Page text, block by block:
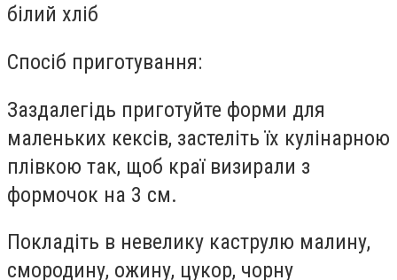
білий хліб
Спосіб приготування:
Заздалегідь приготуйте форми для
маленьких кексів, застеліть їх кулінарною
плівкою так, щоб краї визирали з
формочок на 3 см.
Покладіть в невелику каструлю малину,
смородину, ожину, цукор, чорну